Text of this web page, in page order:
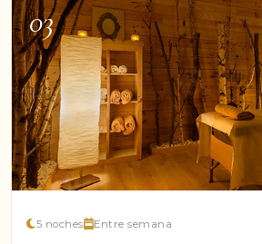
03
5 noches Entre semana